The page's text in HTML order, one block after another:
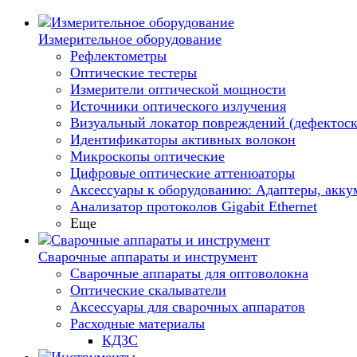
Измерительное оборудование
Рефлектометры
Оптические тестеры
Измерители оптической мощности
Источники оптического излучения
Визуальный локатор повреждений
Идентификаторы активных волокон
Микроскопы оптические
Цифровые оптические аттенюаторы
Аксессуары к оборудованию: Адаптеры,
Анализатор протоколов Gigabit Ethernet
Еще
Сварочные аппараты и инструмент
Сварочные аппараты для оптоволокна
Оптические скалыватели
Аксессуары для сварочных аппаратов
Расходные материалы
КДЗС